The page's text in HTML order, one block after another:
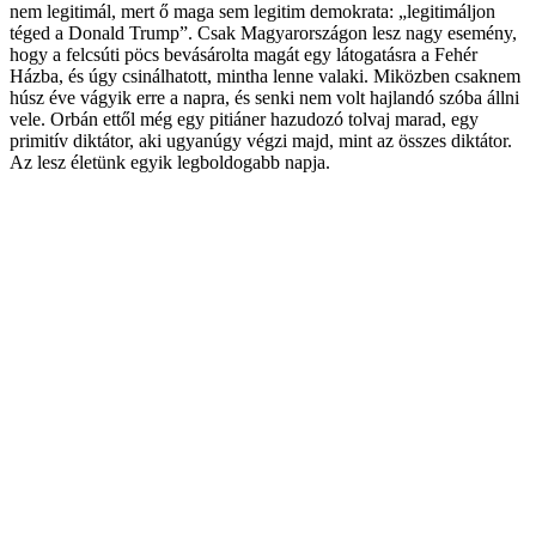
nem legitimál, mert ő maga sem legitim demokrata: „legitimáljon
téged a Donald Trump”. Csak Magyarországon lesz nagy esemény,
hogy a felcsúti pöcs bevásárolta magát egy látogatásra a Fehér
Házba, és úgy csinálhatott, mintha lenne valaki. Miközben csaknem
húsz éve vágyik erre a napra, és senki nem volt hajlandó szóba állni
vele. Orbán ettől még egy pitiáner hazudozó tolvaj marad, egy
primitív diktátor, aki ugyanúgy végzi majd, mint az összes diktátor.
Az lesz életünk egyik legboldogabb napja.